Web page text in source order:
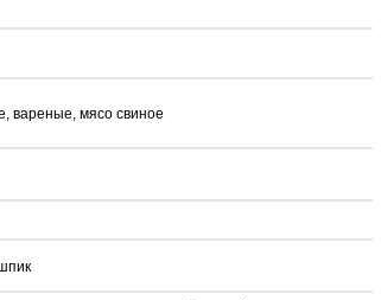
вареные, мясо свиное